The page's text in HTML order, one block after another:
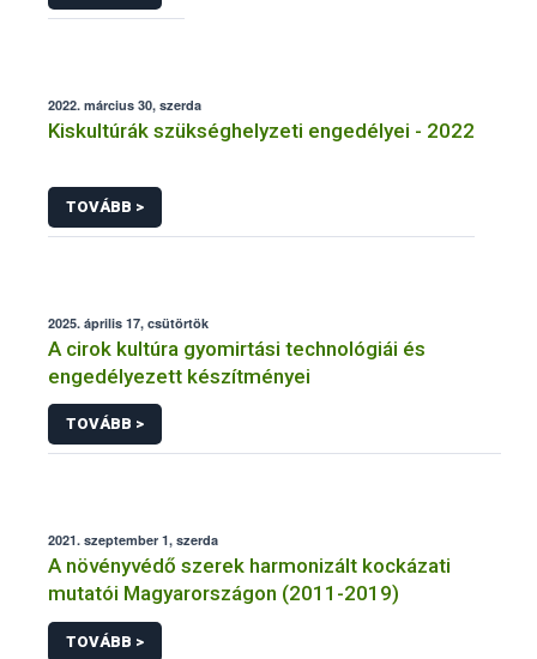
2022. március 30, szerda
Kiskultúrák szükséghelyzeti engedélyei - 2022
TOVÁBB >
2025. április 17, csütörtök
A cirok kultúra gyomirtási technológiái és
engedélyezett készítményei
TOVÁBB >
2021. szeptember 1, szerda
A növényvédő szerek harmonizált kockázati
mutatói Magyarországon (2011-2019)
TOVÁBB >